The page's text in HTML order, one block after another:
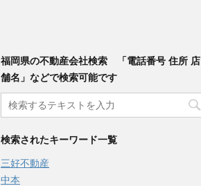
福岡県の不動産会社検索 「電話番号 住所 店
舗名」などで検索可能です
検索されたキーワード一覧
三好不動産
中本